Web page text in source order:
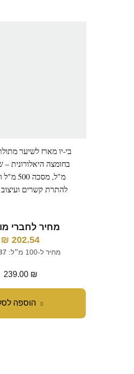
הוספה
בי-יו מארז לשיער
מ"ל, מסכה
להתרת קשרים
מחיר לחברי
202.54
₪
מחיר ל-100 מ״ל:
239.00 ₪